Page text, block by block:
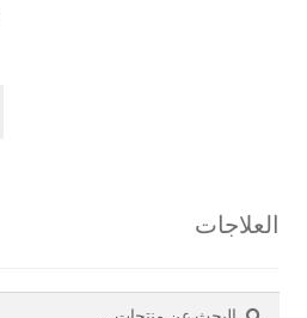
العلاجات
البحث
بحث